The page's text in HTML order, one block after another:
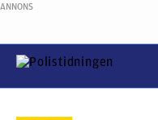
ANNONS